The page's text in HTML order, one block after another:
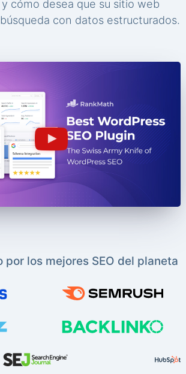
cómo desea que su sitio web
con datos estructurados.
por los mejores SEO del planeta